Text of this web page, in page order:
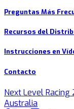
Preguntas Más
Recursos del
Instrucciones en
Contacto
Next Level Racing
Australia